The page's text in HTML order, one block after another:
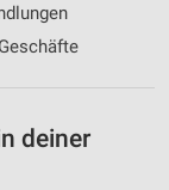
deiner
von